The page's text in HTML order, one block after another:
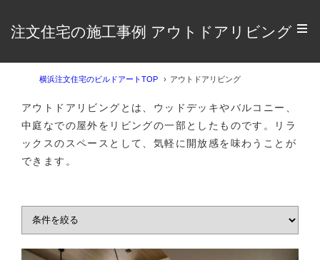
注文住宅の施工事例 アウトドアリビング
横浜注文住宅のビルドアートTOP アウトドアリビング
アウトドアリビングとは、ウッドデッキやバルコニー、
中庭なでの屋外をリビングの一部としたものです。リラ
ックスのスペースとして、気軽に開放感を味わうことが
できます。